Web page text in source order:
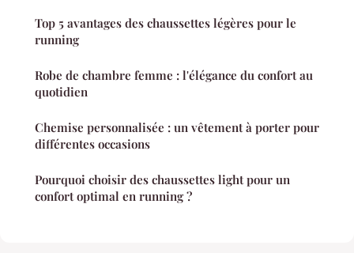
Top 5 avantages des chaussettes légères pour le
running
Robe de chambre femme : l'élégance du confort au
quotidien
Chemise personnalisée : un vêtement à porter pour
différentes occasions
Pourquoi choisir des chaussettes light pour un
confort optimal en running ?